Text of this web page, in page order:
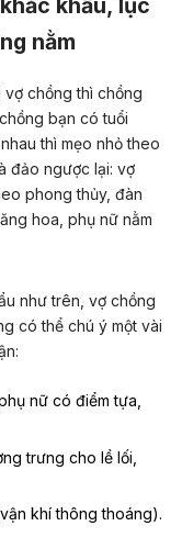
khẩu, lục
nằm
chồng thì chồng
bạn có tuổi
thì mẹo nhỏ theo
đảo ngược lại: vợ
phong thủy, đàn
hoa, phụ nữ nằm
như trên, vợ chồng
có thể chú ý một vài
nữ có điểm tựa,
trưng cho lề lối,
khí thông thoáng).